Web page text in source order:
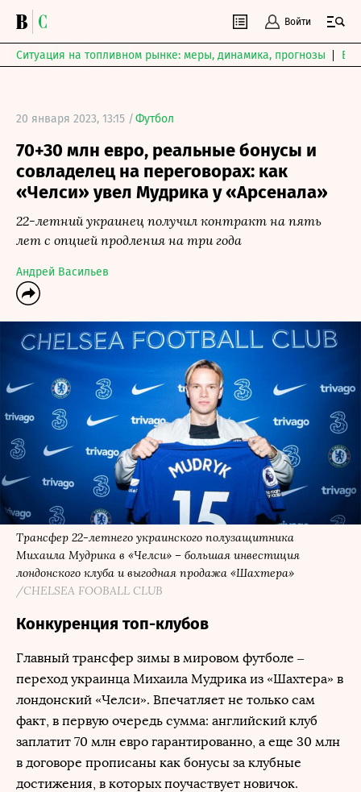
Войти
Ситуация на топливном рынке: меры, динамика, прогнозы
20 января 2023, 13:15 /Футбол
70+30 млн евро, реальные бонусы и
совладелец на переговорах: как
«Челси» увел Мудрика у «Арсенала»
22-летний украинец получил контракт на пять
лет с опцией продления на три года
Андрей Васильев
Трансфер 22-летнего украинского полузащитника
Михаила Мудрика в «Челси» – большая инвестиция
лондонского клуба и выгодная продажа «Шахтера»
/CHELSEA FOOBALL CLUB
Конкуренция топ-клубов
Главный трансфер зимы в мировом футболе –
переход украинца Михаила Мудрика из «Шахтера» в
лондонский «Челси». Впечатляет не только сам
факт, в первую очередь сумма: английский клуб
заплатит 70 млн евро гарантированно, а еще 30 млн
в договоре прописаны как бонусы за клубные
достижения, в которых поучаствует новичок.